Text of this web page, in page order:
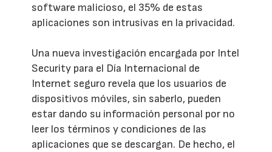
software malicioso, el 35% de estas
aplicaciones son intrusivas en la privacidad.
Una nueva investigación encargada por Intel
Security para el Día Internacional de
Internet seguro revela que los usuarios de
dispositivos móviles, sin saberlo, pueden
estar dando su información personal por no
leer los términos y condiciones de las
aplicaciones que se descargan. De hecho, el